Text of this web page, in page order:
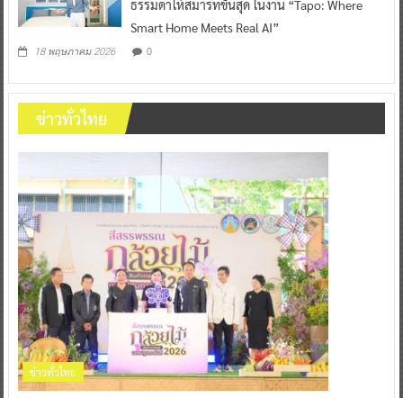
ธรรมดาให้สมาร์ทขั้นสุด ในงาน “Tapo: Where
Smart Home Meets Real AI”
18 พฤษภาคม 2026 0
ข่าวทั่วไทย
ข่าวทั่วไทย